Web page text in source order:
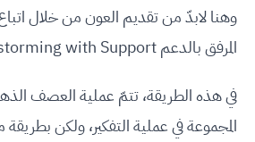
وهنا لابدّ من تقديم العون من خلال
المرفق بالدعم Brainstorming with Support.
في هذه الطريقة، تتمّ عملية العصف
المجموعة في عملية التفكير، ولكن